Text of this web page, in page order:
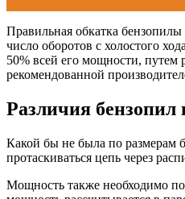
Правильная обкатка
число оборотов с холостого
50% всей его мощности, путем
рекомендованной
Различия
Какой бы не была по размерам
протаскиваться цепь через
Мощность также необходимо